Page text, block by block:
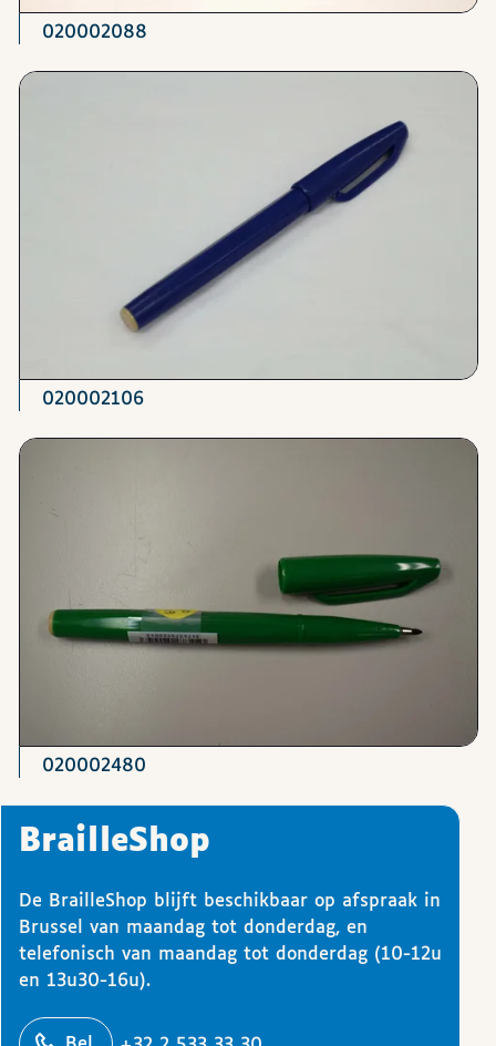
020002088
020002106
020002480
BrailleShop
De BrailleShop blijft beschikbaar op afspraak in
Brussel van maandag tot donderdag, en
telefonisch van maandag tot donderdag (10-12u
en 13u30-16u).